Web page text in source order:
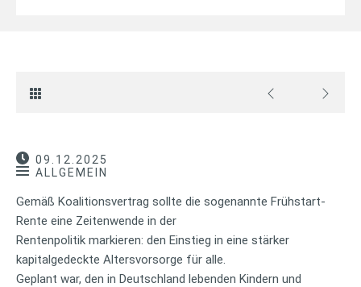
09.12.2025
ALLGEMEIN
Gemäß Koalitionsvertrag sollte die sogenannte Frühstart-
Rente eine Zeitenwende in der
Rentenpolitik markieren: den Einstieg in eine stärker
kapitalgedeckte Altersvorsorge für alle.
Geplant war, den in Deutschland lebenden Kindern und